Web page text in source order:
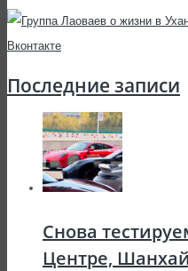
Последние записи
Снова
Центре, Шанхай